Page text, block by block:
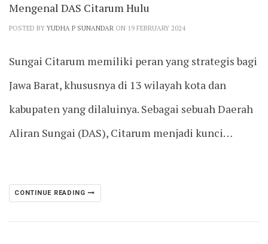
Mengenal DAS Citarum Hulu
POSTED BY YUDHA P SUNANDAR ON 19 FEBRUARY 2024
Sungai Citarum memiliki peran yang strategis bagi
Jawa Barat, khususnya di 13 wilayah kota dan
kabupaten yang dilaluinya. Sebagai sebuah Daerah
Aliran Sungai (DAS), Citarum menjadi kunci…
CONTINUE READING